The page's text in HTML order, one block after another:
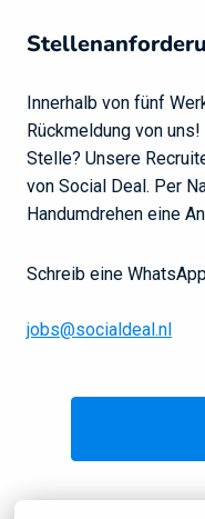
Innerhalb von fünf
Rückmeldung von
Stelle? Unsere
von Social Deal. Per
Handumdrehen eine
Schreib eine
jobs@socialdeal.nl